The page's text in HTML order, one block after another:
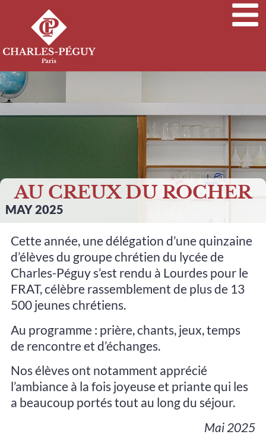
AU CREUX DU ROCHER
MAY 2025
Cette année, une délégation d’une quinzaine
d’élèves du groupe chrétien du lycée de
Charles-Péguy s’est rendu à Lourdes pour le
FRAT, célèbre rassemblement de plus de 13
500 jeunes chrétiens.
Au programme : prière, chants, jeux, temps
de rencontre et d’échanges.
Nos élèves ont notamment apprécié
l’ambiance à la fois joyeuse et priante qui les
a beaucoup portés tout au long du séjour.
Mai 2025